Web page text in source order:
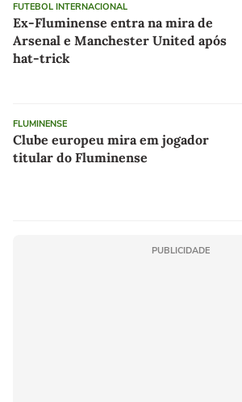
FUTEBOL INTERNACIONAL
Ex-Fluminense entra na mira de
Arsenal e Manchester United após
hat-trick
FLUMINENSE
Clube europeu mira em jogador
titular do Fluminense
PUBLICIDADE